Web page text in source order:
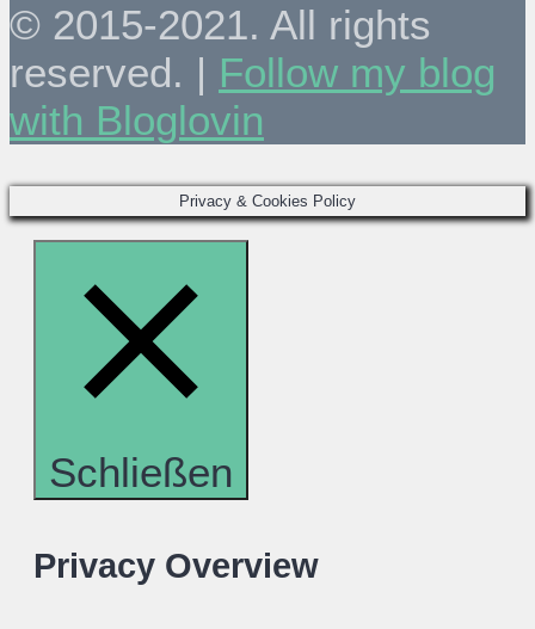
© 2015-2021. All rights
reserved. | Follow my blog
with Bloglovin
Privacy & Cookies Policy
Schließen
Privacy Overview